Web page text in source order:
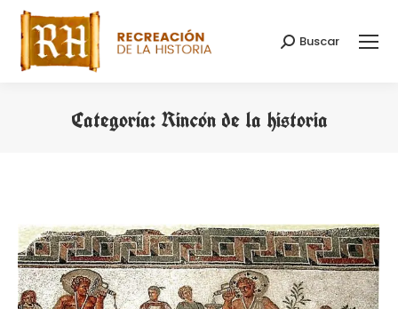
Buscar:
Buscar
Categoría: Rincón de la historia